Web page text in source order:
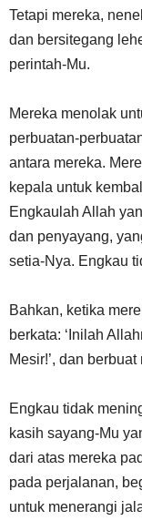
Tetapi mereka,
dan bersitegang
perintah-Mu.
Mereka menolak
perbuatan-
antara mereka.
kepala untuk
Engkaulah Allah
dan penyayang,
setia-Nya. Engkau
Bahkan, ketika
berkata: ‘Inilah
Mesir!’, dan
Engkau tidak
kasih sayang-Mu
dari atas mereka
pada perjalanan,
untuk menerangi